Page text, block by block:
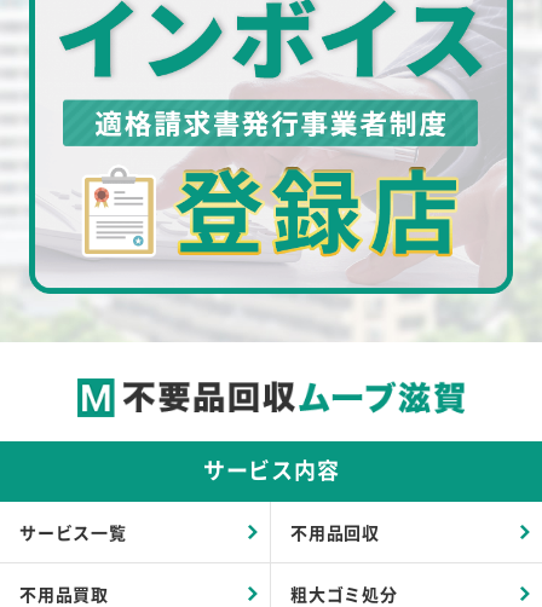
サービス内容
サービス一覧 不用品回収
不用品買取 粗大ゴミ処分